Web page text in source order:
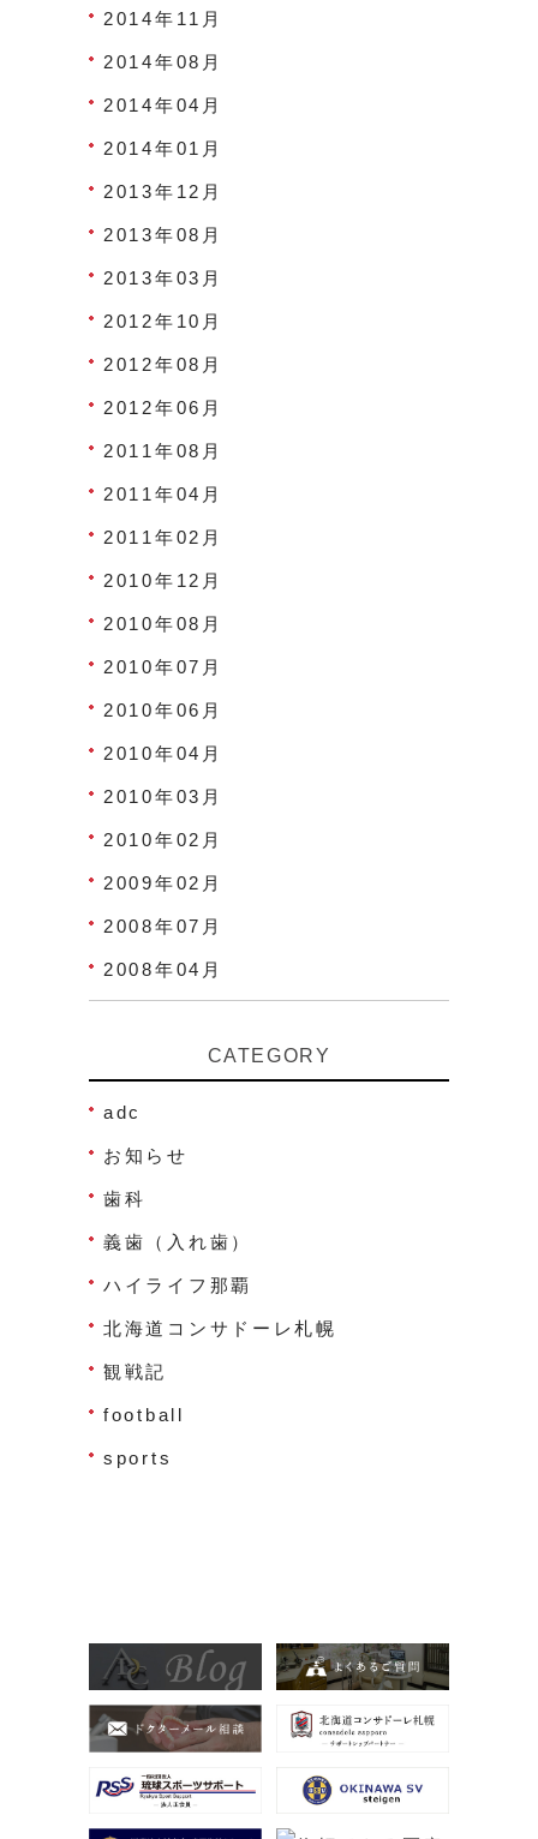
2014年11月
2014年08月
2014年04月
2014年01月
2013年12月
2013年08月
2013年03月
2012年10月
2012年08月
2012年06月
2011年08月
2011年04月
2011年02月
2010年12月
2010年08月
2010年07月
2010年06月
2010年04月
2010年03月
2010年02月
2009年02月
2008年07月
2008年04月
CATEGORY
adc
お知らせ
歯科
義歯（入れ歯）
ハイライフ那覇
北海道コンサドーレ札幌
観戦記
football
sports